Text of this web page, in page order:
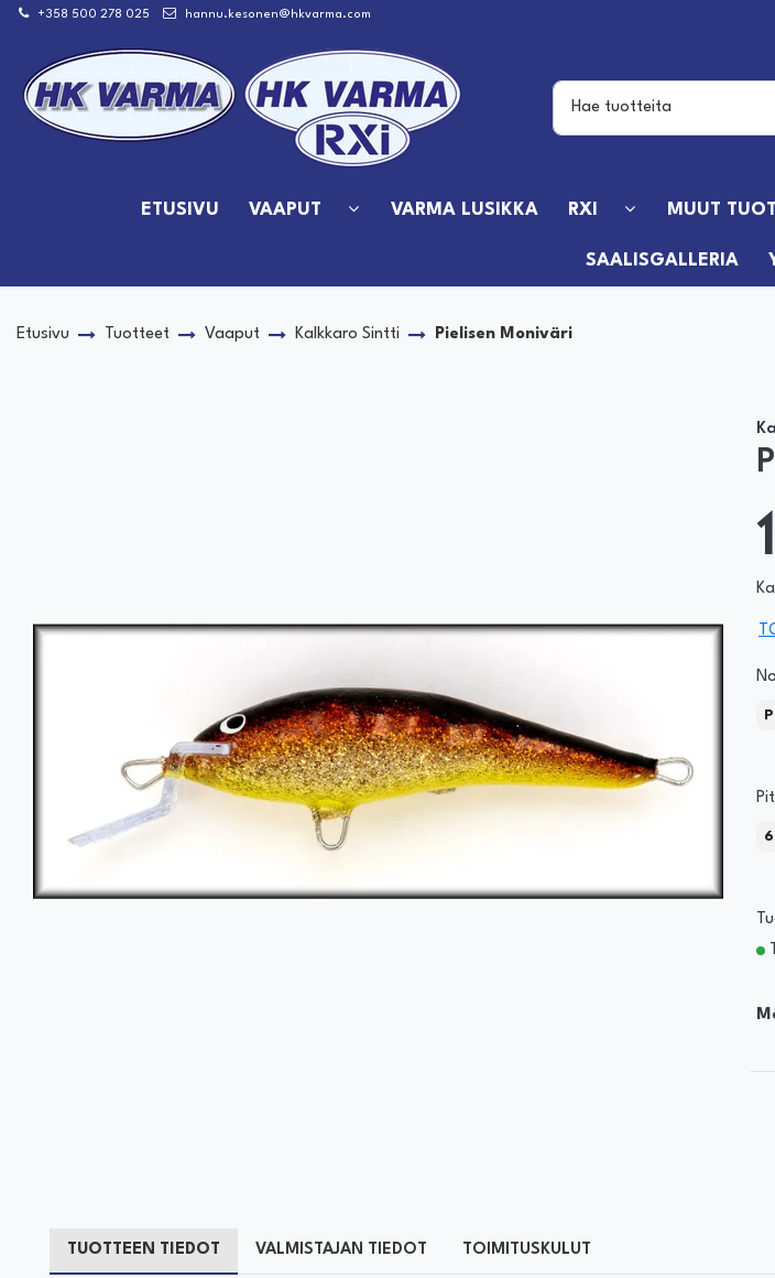
Siirry pääsisältöön
+358 500 278 025 hannu.kesonen@hkvarma.com
ETUSIVU VAAPUT VARMA LUSIKKA RXI MUUT
SAALISGALLERIA
Etusivu Tuotteet Vaaput Kalkkaro Sintti Pielisen Moniväri
6
TUOTTEEN TIEDOT VALMISTAJAN TIEDOT TOIMITUSKULUT